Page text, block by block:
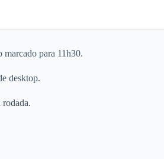
para 11h30.
desktop.